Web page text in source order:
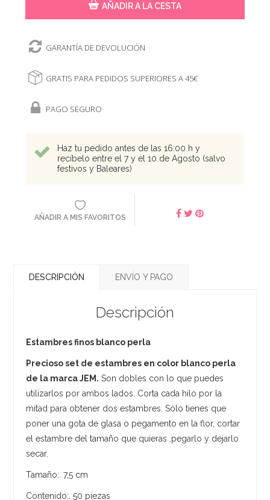
AÑADIR A LA CESTA
GARANTÍA DE DEVOLUCIÓN
GRATIS PARA PEDIDOS SUPERIORES A 45€
PAGO SEGURO
Haz tu pedido antes de las 16:00 h y
recíbelo entre el 7 y el 10 de Agosto (salvo
festivos y Baleares)
AÑADIR A MIS FAVORITOS
DESCRIPCIÓN ENVÍO Y PAGO
Descripción
Estambres finos blanco perla
Precioso set de estambres en color blanco perla
de la marca JEM. Son dobles con lo que puedes
utilizarlos por ambos lados. Corta cada hilo por la
mitad para obtener dos estambres. Sólo tienes que
poner una gota de glasa o pegamento en la flor, cortar
el estambre del tamaño que quieras ,pegarlo y dejarlo
secar.
Tamaño:. 7,5 cm
Contenido:. 50 piezas